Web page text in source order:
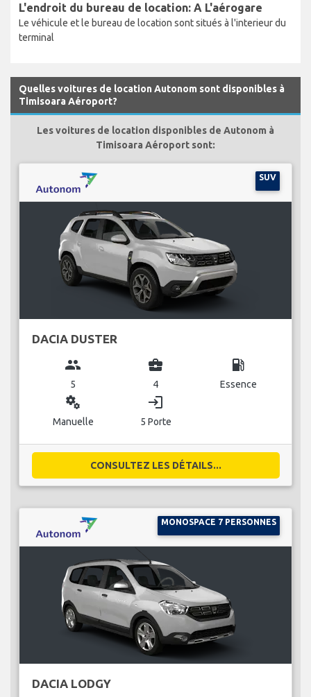
L'endroit du bureau de location: A L'aérogare
Le véhicule et le bureau de location sont situés à l'interieur du
terminal
Quelles voitures de location Autonom sont disponibles à
Timisoara Aéroport?
Les voitures de location disponibles de Autonom à
Timisoara Aéroport sont:
SUV
DACIA DUSTER
group
5
business_center
4
local_gas_station
Essence
miscellaneous_services
Manuelle
login
5 Porte
CONSULTEZ LES DÉTAILS...
MONOSPACE 7 PERSONNES
DACIA LODGY